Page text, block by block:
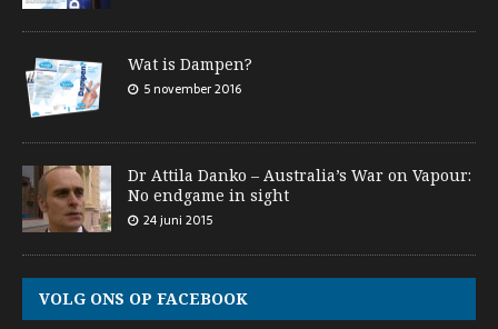
Wat is Dampen?
5 november 2016
Dr Attila Danko – Australia’s War on Vapour:
No endgame in sight
24 juni 2015
VOLG ONS OP FACEBOOK